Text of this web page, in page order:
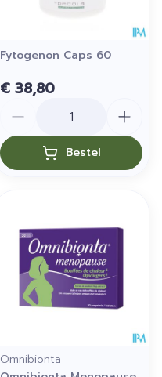
Fytogenon Caps 60
€ 38,80
Bestel
Omnibionta